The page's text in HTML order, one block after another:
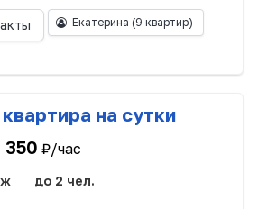
Екатерина (9 квартир)
на сутки
350 ₽/час
до 2 чел.